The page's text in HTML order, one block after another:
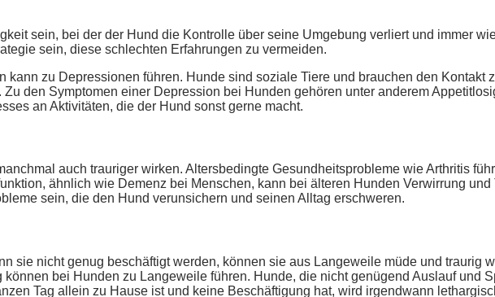
sein, bei der der Hund die Kontrolle über seine Umgebung verliert und immer
sein, diese schlechten Erfahrungen zu vermeiden.
zu Depressionen führen. Hunde sind soziale Tiere und brauchen den Kontakt
den Symptomen einer Depression bei Hunden gehören unter anderem
an Aktivitäten, die der Hund sonst gerne macht.
auch trauriger wirken. Altersbedingte Gesundheitsprobleme wie Arthritis
ähnlich wie Demenz bei Menschen, kann bei älteren Hunden Verwirrung und
sein, die den Hund verunsichern und seinen Alltag erschweren.
sie nicht genug beschäftigt werden, können sie aus Langeweile müde und traurig
bei Hunden zu Langeweile führen. Hunde, die nicht genügend Auslauf und
Tag allein zu Hause ist und keine Beschäftigung hat, wird irgendwann